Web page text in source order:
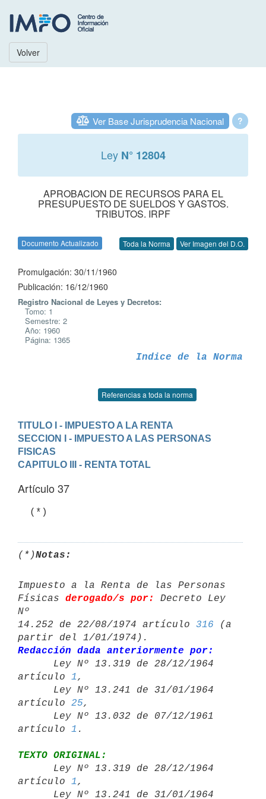
Volver
?
Ver Base Jurisprudencia Nacional
Ley N° 12804
APROBACION DE RECURSOS PARA EL
PRESUPUESTO DE SUELDOS Y GASTOS.
TRIBUTOS. IRPF
Documento Actualizado Toda la Norma Ver Imagen del D.O.
Promulgación: 30/11/1960
Publicación: 16/12/1960
Registro Nacional de Leyes y Decretos:
Tomo: 1
Semestre: 2
Año: 1960
Página: 1365
Indice de la Norma
Referencias a toda la norma
TITULO I - IMPUESTO A LA RENTA
SECCION I - IMPUESTO A LAS PERSONAS
FISICAS
CAPITULO III - RENTA TOTAL
Artículo 37
  (*)
(*)Notas:
Impuesto a la Renta de las Personas
Físicas derogado/s por:
Decreto Ley
Nº
14.252 de 22/08/1974 artículo 316 (a
Redacción dada anteriormente por:
artículo 1 ,
artículo 25,
artículo 1
TEXTO ORIGINAL:
artículo 1 ,